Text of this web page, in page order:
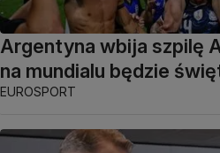
Argentyna wbija szpilę
na mundialu będzie
EUROSPORT